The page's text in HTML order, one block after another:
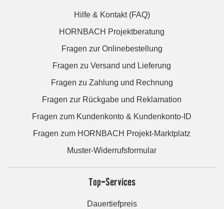
Hilfe & Kontakt (FAQ)
HORNBACH Projektberatung
Fragen zur Onlinebestellung
Fragen zu Versand und Lieferung
Fragen zu Zahlung und Rechnung
Fragen zur Rückgabe und Reklamation
Fragen zum Kundenkonto & Kundenkonto-ID
Fragen zum HORNBACH Projekt-Marktplatz
Muster-Widerrufsformular
Top-Services
Dauertiefpreis